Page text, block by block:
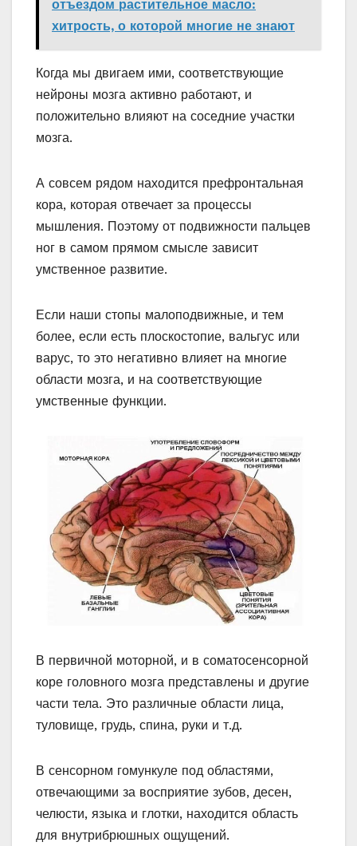
отъездом растительное масло:
хитрость, о которой многие не знают
Когда мы двигаем ими, соответствующие
нейроны мозга активно работают, и
положительно влияют на соседние участки
мозга.
А совсем рядом находится префронтальная
кора, которая отвечает за процессы
мышления. Поэтому от подвижности пальцев
ног в самом прямом смысле зависит
умственное развитие.
Если наши стопы малоподвижные, и тем
более, если есть плоскостопие, вальгус или
варус, то это негативно влияет на многие
области мозга, и на соответствующие
умственные функции.
В первичной моторной, и в соматосенсорной
коре головного мозга представлены и другие
части тела. Это различные области лица,
туловище, грудь, спина, руки и т.д.
В сенсорном гомункуле под областями,
отвечающими за восприятие зубов, десен,
челюсти, языка и глотки, находится область
для внутрибрюшных ощущений.